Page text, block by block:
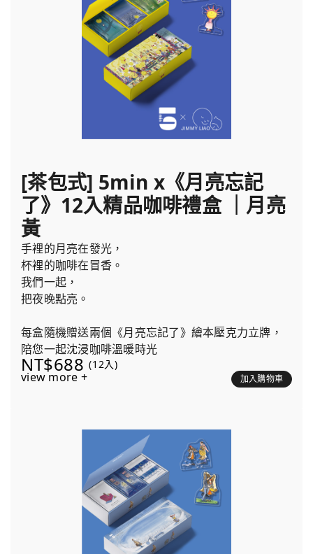
[茶包式] 5min x《月亮忘記
了》12入精品咖啡禮盒 ｜月亮
黃
手裡的月亮在發光，
杯裡的咖啡在冒香。
我們一起，
把夜晚點亮。
每盒隨機贈送兩個《月亮忘記了》繪本壓克力立牌，
陪您一起沈浸咖啡溫暖時光
NT$688 (12入)
view more + 加入購物車